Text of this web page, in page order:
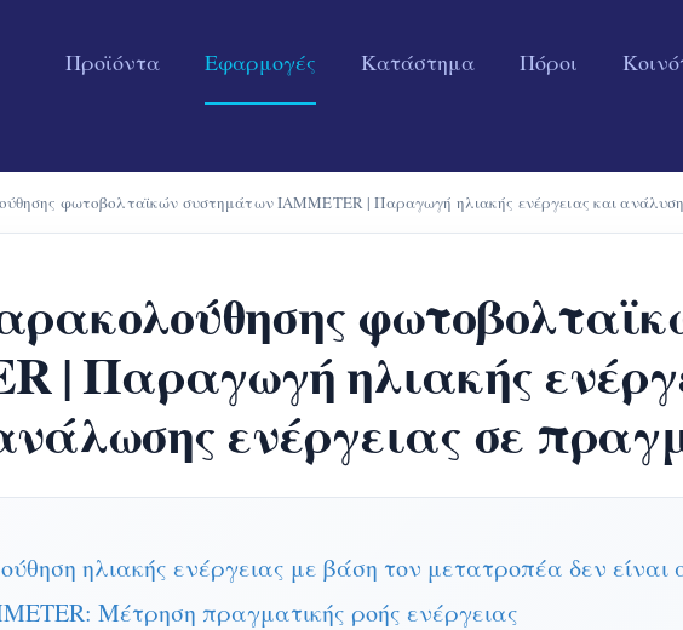
Προϊόντα Εφαρμογές Κατάστημα Πόροι
φωτοβολταϊκών συστημάτων IAMMETER | Παραγωγή ηλιακής ενέργειας και
| Παραγωγή ηλιακής
ενέργειας σε
ηλιακής ενέργειας με βάση τον μετατροπέα δεν είναι
Μέτρηση πραγματικής ροής ενέργειας